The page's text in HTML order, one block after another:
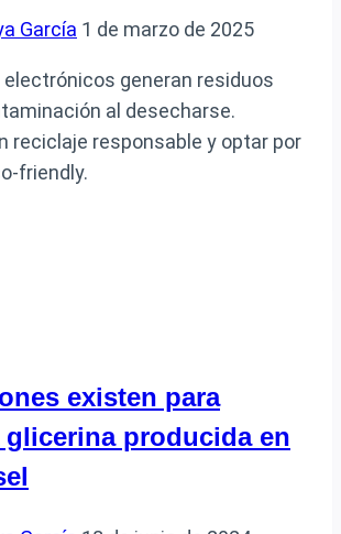
García 1 de marzo de 2025
generan residuos
al desecharse.
reciclaje responsable y optar por
friendly.
existen para
producida en